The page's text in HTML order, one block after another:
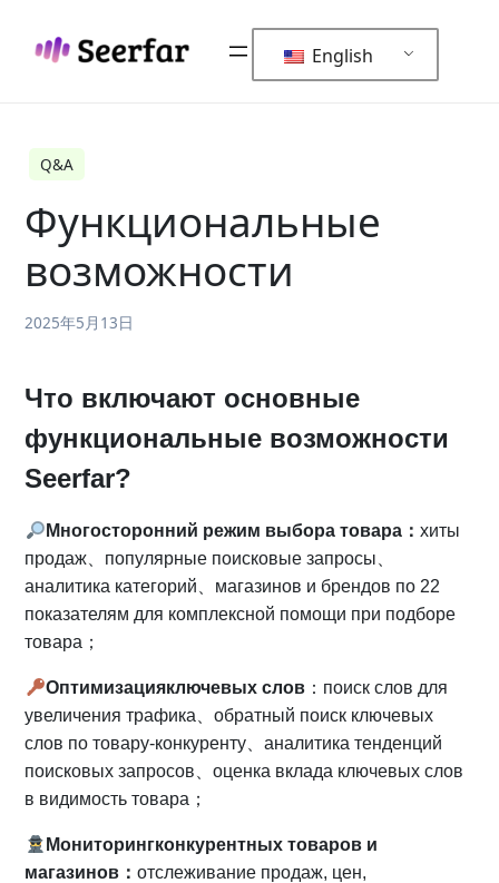
content
English
Q&A
Функциональные
возможности
2025年5月13日
Что включают основные
функциональные возможности
Seerfar?
Многосторонний режим выбора товара： хиты
продаж、популярные поисковые запросы、
аналитика категорий、магазинов и брендов по 22
показателям для комплексной помощи при подборе
товара；
Оптимизацияключевых слов：поиск слов для
увеличения трафика、обратный поиск ключевых
слов по товару-конкуренту、аналитика тенденций
поисковых запросов、оценка вклада ключевых слов
в видимость товара；
Мониторингконкурентных товаров и
магазинов ：отслеживание продаж, цен,